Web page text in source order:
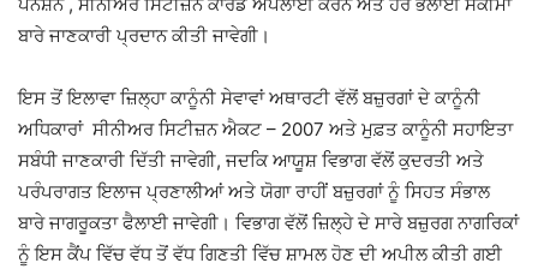
ਬਾਰੇ ਜਾਣਕਾਰੀ ਪ੍ਰਦਾਨ ਕੀਤੀ ਜਾਵੇਗੀ।
ਇਸ ਤੋਂ ਇਲਾਵਾ ਜ਼ਿਲ੍ਹਾ ਕਾਨੂੰਨੀ ਸੇਵਾਵਾਂ ਅਥਾਰਟੀ ਵੱਲੋਂ ਬਜ਼ੁਰਗਾਂ ਦੇ ਕਾਨੂੰਨੀ
ਅਧਿਕਾਰਾਂ ਸੀਨੀਅਰ ਸਿਟੀਜ਼ਨ ਐਕਟ – 2007 ਅਤੇ ਮੁਫ਼ਤ ਕਾਨੂੰਨੀ ਸਹਾਇਤਾ
ਸਬੰਧੀ ਜਾਣਕਾਰੀ ਦਿੱਤੀ ਜਾਵੇਗੀ, ਜਦਕਿ ਆਯੂਸ਼ ਵਿਭਾਗ ਵੱਲੋਂ ਕੁਦਰਤੀ ਅਤੇ
ਪਰੰਪਰਾਗਤ ਇਲਾਜ ਪ੍ਰਣਾਲੀਆਂ ਅਤੇ ਯੋਗਾ ਰਾਹੀਂ ਬਜ਼ੁਰਗਾਂ ਨੂੰ ਸਿਹਤ ਸੰਭਾਲ
ਬਾਰੇ ਜਾਗਰੂਕਤਾ ਫੈਲਾਈ ਜਾਵੇਗੀ। ਵਿਭਾਗ ਵੱਲੋਂ ਜ਼ਿਲ੍ਹੇ ਦੇ ਸਾਰੇ ਬਜ਼ੁਰਗ ਨਾਗਰਿਕਾਂ
ਨੂੰ ਇਸ ਕੈਂਪ ਵਿੱਚ ਵੱਧ ਤੋਂ ਵੱਧ ਗਿਣਤੀ ਵਿੱਚ ਸ਼ਾਮਲ ਹੋਣ ਦੀ ਅਪੀਲ ਕੀਤੀ ਗਈ